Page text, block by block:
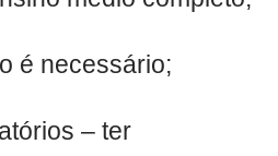
é necessário;
– ter